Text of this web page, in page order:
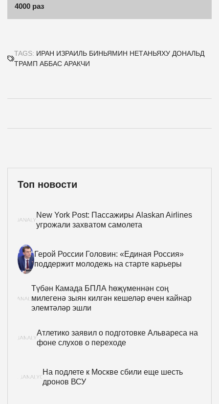
4000 раз
TAGS: ИРАН ИЗРАИЛЬ БИНЬЯМИН НЕТАНЬЯХУ ДОНАЛЬД
ТРАМП АББАС АРАКЧИ
Топ новости
New York Post: Пассажиры Alaskan Airlines
угрожали захватом самолета
Герой России Головин: «Единая Россия»
поддержит молодежь на старте карьеры
Түбән Камада БПЛА һөҗүменнән соң
милегенә зыян килгән кешеләр өчен кайнар
элемтәләр эшли
Атлетико заявил о подготовке Альвареса на
фоне слухов о переходе
На подлете к Москве сбили еще шесть
дронов ВСУ